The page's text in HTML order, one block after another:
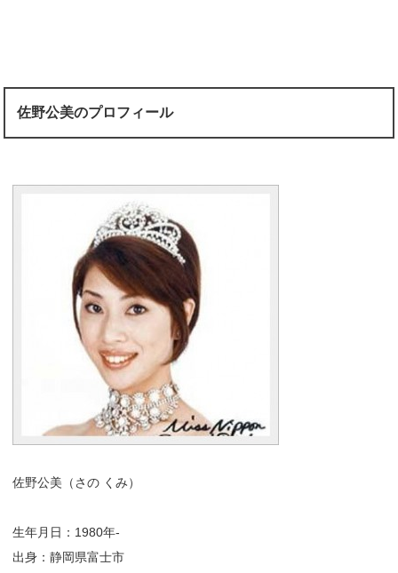
佐野公美のプロフィール
佐野公美（さの くみ）
生年月日：1980年-
出身：静岡県富士市